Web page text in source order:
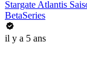
Stargate Atlantis
BetaSeries
il y a 5 ans